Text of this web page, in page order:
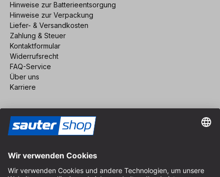
Hinweise zur Batterieentsorgung
Hinweise zur Verpackung
Liefer- & Versandkosten
Zahlung & Steuer
Kontaktformular
Widerrufsrecht
FAQ-Service
Über uns
Karriere